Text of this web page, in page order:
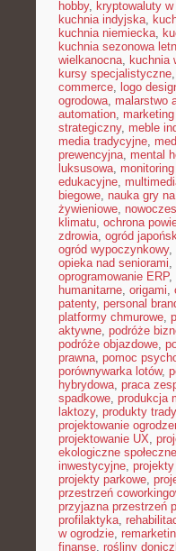
hobby, kryptowaluty
kuchnia indyjska,
kuchnia niemiecka,
kuchnia sezonowa
wielkanocna, kuchnia
kursy specjalistyczne,
commerce, logo
ogrodowa, malarstwo
automation,
strategiczny, meble
media tradycyjne,
prewencyjna, mental
luksusowa,
edukacyjne,
biegowe, nauka gry
żywieniowe,
klimatu, ochrona
zdrowia, ogród
ogród wypoczynkowy,
opieka nad seniorami,
oprogramowanie ERP,
humanitarne, origami,
patenty, personal
platformy chmurowe,
aktywne, podróże
podróże objazdowe,
prawna, pomoc
porównywarka lotów,
hybrydowa, praca
spadkowe, produkcja
laktozy, produkty
projektowanie
projektowanie UX,
ekologiczne społeczne
inwestycyjne,
projekty parkowe,
przestrzeń
przyjazna przestrzeń
profilaktyka,
w ogrodzie,
finanse, rośliny